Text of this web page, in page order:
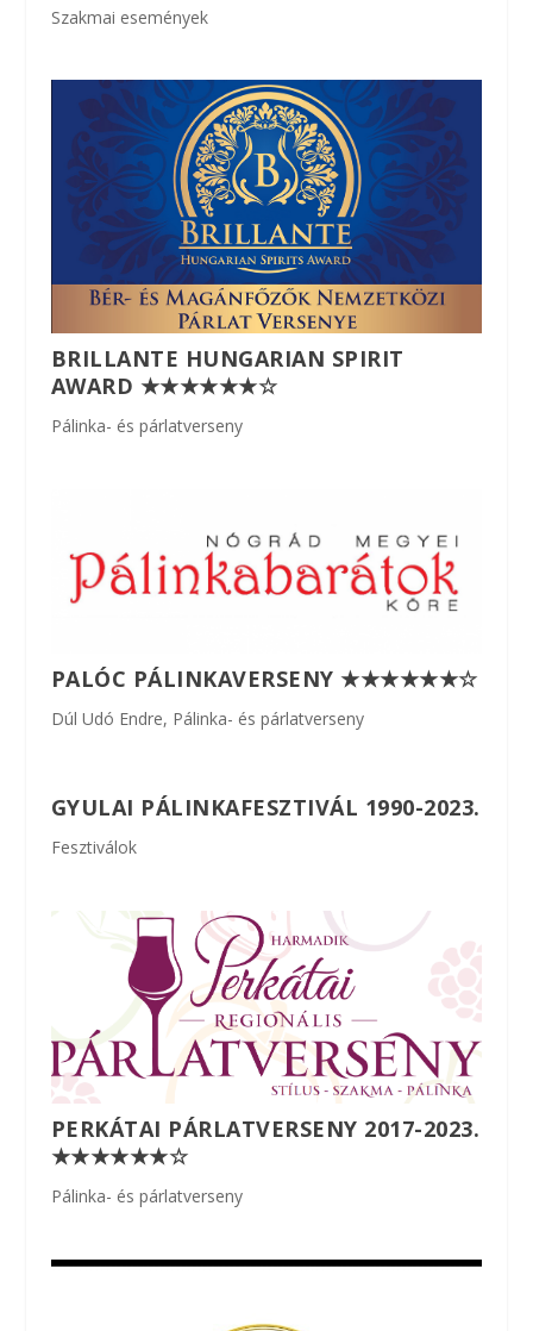
Szakmai események
BRILLANTE HUNGARIAN SPIRIT
AWARD ★★★★★★☆
Pálinka- és párlatverseny
PALÓC PÁLINKAVERSENY ★★★★★★☆
Dúl Udó Endre, Pálinka- és párlatverseny
GYULAI PÁLINKAFESZTIVÁL 1990-2023.
Fesztiválok
PERKÁTAI PÁRLATVERSENY 2017-2023.
★★★★★★☆
Pálinka- és párlatverseny